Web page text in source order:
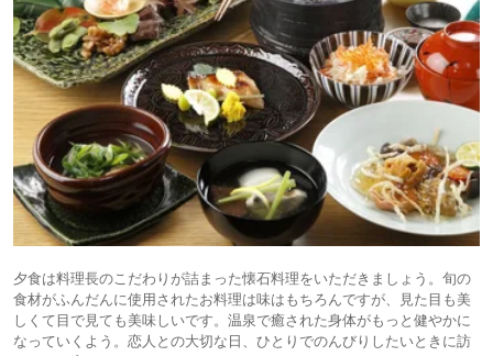
夕食は料理長のこだわりが詰まった懐石料理をいただきましょう。旬の
食材がふんだんに使用されたお料理は味はもちろんですが、見た目も美
しくて目で見ても美味しいです。温泉で癒された身体がもっと健やかに
なっていくよう。恋人との大切な日、ひとりでのんびりしたいときに訪